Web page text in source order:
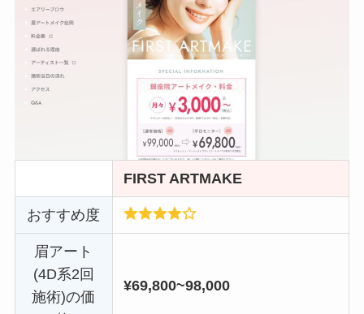
FIRST ARTMAKE
おすすめ度
眉アート
(4D系2回
施術)の価
¥69,800~98,000